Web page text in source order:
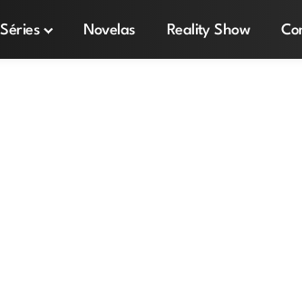
Séries Novelas Reality Show